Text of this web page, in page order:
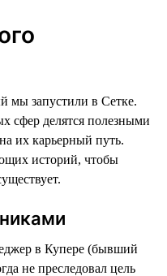
запустили в Сетке.
сфер делятся полезными
их карьерный путь.
историй, чтобы
в Купере (бывший
не преследовал цель